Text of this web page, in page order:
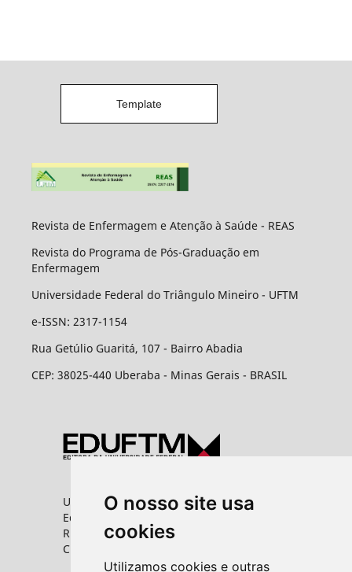
O nosso site usa
cookies
Utilizamos cookies e outras
Template
Revista de Enfermagem e Atenção à Saúde - REAS
Revista do Programa de Pós-Graduação em
Enfermagem
Universidade Federal do Triângulo Mineiro - UFTM
e-ISSN: 2317-1154
Rua Getúlio Guaritá, 107 - Bairro Abadia
CEP: 38025-440 Uberaba - Minas Gerais - BRASIL
Universidade Federal do Triângulo Mineiro
Editora UFTM
Rua Vigário Carlos, 100 - Bairro Abadia
CEP: 38025-350 - Uberaba/MG